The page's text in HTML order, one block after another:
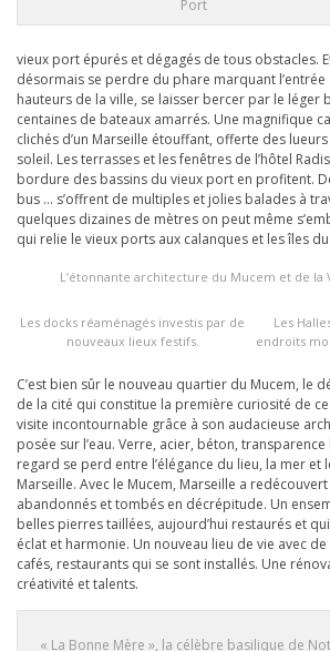
Port
vieux port épurés et dégagés de tous obstacles.
désormais se perdre du phare marquant l’entrée
hauteurs de la ville, se laisser bercer par le léger
centaines de bateaux amarrés. Une magnifique
clichés d’un Marseille étouffant, offerte des
soleil. Les terrasses et les fenêtres de l’hôtel
bordure des bassins du vieux port en profitent.
bus … s’offrent de multiples et jolies balades à
quelques dizaines de mètres on peut même
qui relie le vieux ports aux calanques et les îles
L’étonnante architecture du Mucem et de la
Les docks réaménagés investis par de
nouveaux lieux festifs.
Les
endroits
C’est bien sûr le nouveau quartier du Mucem, le
de la cité qui constitue la première curiosité de
visite incontournable grâce à son audacieuse
posée sur l’eau. Verre, acier, béton,
regard se perd entre l’élégance du lieu, la mer
Marseille. Avec le Mucem, Marseille a
abandonnés et tombés en décrépitude. Un
belles pierres taillées, aujourd’hui restaurés et
éclat et harmonie. Un nouveau lieu de vie avec
cafés, restaurants qui se sont installés. Une
créativité et talents.
« La Bonne Mère », la célèbre basilique de